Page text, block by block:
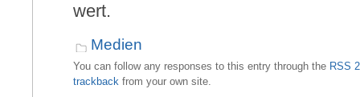
wert.
Medien
You can follow any responses to this entry through the RSS
trackback from your own site.